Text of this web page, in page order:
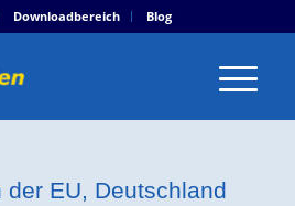
Downloadbereich Blog
der EU, Deutschland